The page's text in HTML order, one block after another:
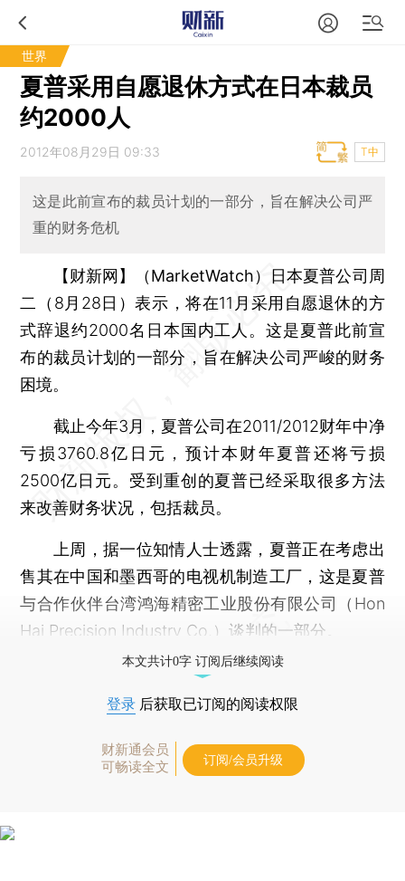
世界
夏普采用自愿退休方式在日本裁员
约2000人
2012年08月29日 09:33 T中
这是此前宣布的裁员计划的一部分，旨在解决公司严
重的财务危机
【财新网】（MarketWatch）
日本夏普公司周
二（8月28日）表示，将在11月采用自愿退休的方
式辞退约2000名日本国内工人。这是夏普此前宣
布的裁员计划的一部分，旨在解决公司严峻的财务
困境。
截止今年3月，夏普公司在2011/2012财年中净
亏损3760.8亿日元，预计本财年夏普还将亏损
2500亿日元。受到重创的夏普已经采取很多方法
来改善财务状况，包括裁员。
上周，据一位知情人士透露，夏普正在考虑出
售其在中国和墨西哥的电视机制造工厂，这是夏普
与合作伙伴台湾鸿海精密工业股份有限公司（Hon
Hai Precision Industry Co.）谈判的一部分。
本文共计0字 订阅后继续阅读
登录 后获取已订阅的阅读权限
财新通会员
可畅读全文
订阅/会员升级